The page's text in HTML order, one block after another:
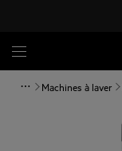
Machines à laver